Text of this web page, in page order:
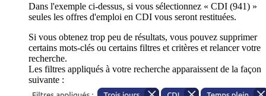
Dans l'exemple ci-dessus, si vous sélectionnez « CDI (941) »
seules les offres d'emploi en CDI vous seront restituées.
Si vous obtenez trop peu de résultats, vous pouvez supprimer
certains mots-clés ou certains filtres et critères et relancer votre
recherche.
Les filtres appliqués à votre recherche apparaissent de la façon
suivante :